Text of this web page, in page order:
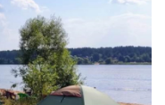
рассеянным